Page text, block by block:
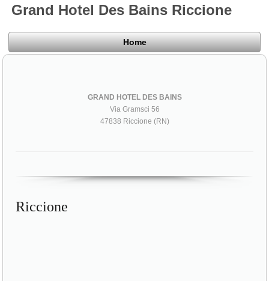
Grand Hotel Des Bains Riccione
Home
GRAND HOTEL DES BAINS
Via Gramsci 56
47838 Riccione (RN)
Riccione